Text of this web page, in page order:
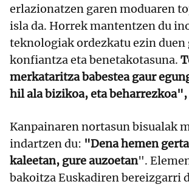
erlazionatzen garen moduaren
isla da. Horrek mantentzen du
teknologiak ordezkatu ezin duen
konfiantza eta benetakotasuna.
merkataritza babestea gaur
hil ala bizikoa, eta
Kanpainaren nortasun bisualak
indartzen du: "Dena hemen
kaleetan, gure auzoetan".
bakoitza Euskadiren bereizgarri